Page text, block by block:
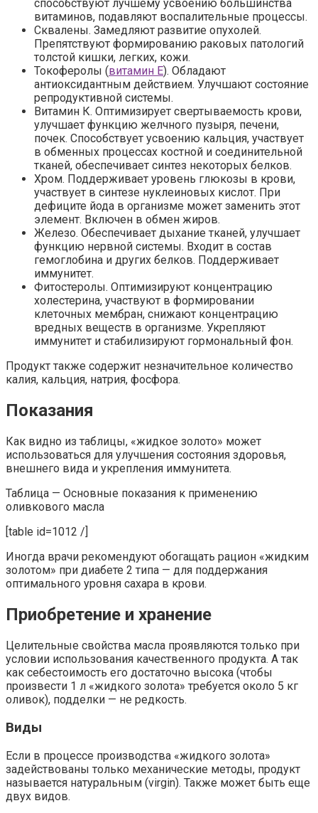
способствуют лучшему усвоению большинства
витаминов, подавляют воспалительные процессы.
Сквалены. Замедляют развитие опухолей.
Препятствуют формированию раковых патологий
толстой кишки, легких, кожи.
Токоферолы (витамин Е). Обладают
антиоксидантным действием. Улучшают состояние
репродуктивной системы.
Витамин К. Оптимизирует свертываемость крови,
улучшает функцию желчного пузыря, печени,
почек. Способствует усвоению кальция, участвует
в обменных процессах костной и соединительной
тканей, обеспечивает синтез некоторых белков.
Хром. Поддерживает уровень глюкозы в крови,
участвует в синтезе нуклеиновых кислот. При
дефиците йода в организме может заменить этот
элемент. Включен в обмен жиров.
Железо. Обеспечивает дыхание тканей, улучшает
функцию нервной системы. Входит в состав
гемоглобина и других белков. Поддерживает
иммунитет.
Фитостеролы. Оптимизируют концентрацию
холестерина, участвуют в формировании
клеточных мембран, снижают концентрацию
вредных веществ в организме. Укрепляют
иммунитет и стабилизируют гормональный фон.
Продукт также содержит незначительное количество
калия, кальция, натрия, фосфора.
Показания
Как видно из таблицы, «жидкое золото» может
использоваться для улучшения состояния здоровья,
внешнего вида и укрепления иммунитета.
Таблица — Основные показания к применению
оливкового масла
[table id=1012 /]
Иногда врачи рекомендуют обогащать рацион «жидким
золотом» при диабете 2 типа — для поддержания
оптимального уровня сахара в крови.
Приобретение и хранение
Целительные свойства масла проявляются только при
условии использования качественного продукта. А так
как себестоимость его достаточно высока (чтобы
произвести 1 л «жидкого золота» требуется около 5 кг
оливок), подделки — не редкость.
Виды
Если в процессе производства «жидкого золота»
задействованы только механические методы, продукт
называется натуральным (virgin). Также может быть еще
двух видов.